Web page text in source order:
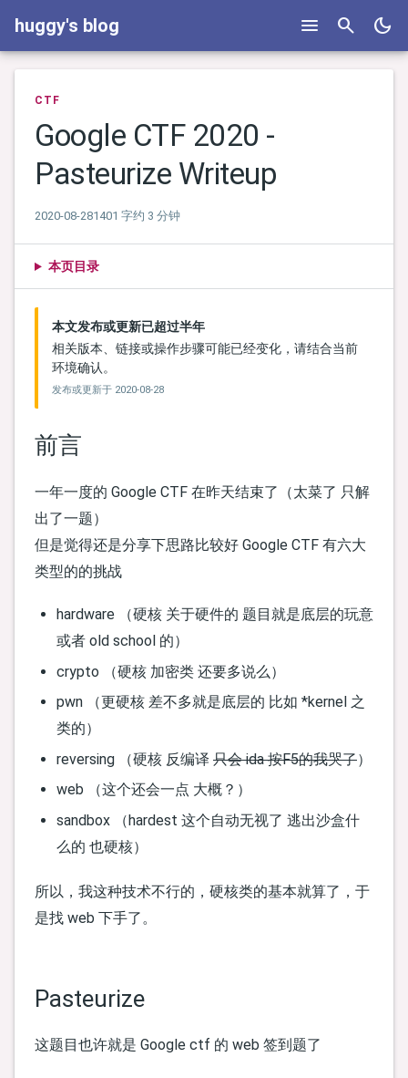
huggy's blog menu search dark_mode
CTF
Google CTF 2020 -
Pasteurize Writeup
2020-08-281401 字约 3 分钟
本页目录
本文发布或更新已超过半年
相关版本、链接或操作步骤可能已经变化，请结合当前
环境确认。
发布或更新于 2020-08-28
前言
一年一度的 Google CTF 在昨天结束了（太菜了 只解
出了一题）
但是觉得还是分享下思路比较好 Google CTF 有六大
类型的的挑战
hardware （硬核 关于硬件的 题目就是底层的玩意
或者 old school 的）
crypto （硬核 加密类 还要多说么）
pwn （更硬核 差不多就是底层的 比如 *kernel 之
类的）
reversing （硬核 反编译 只会 ida 按F5的我哭了）
web （这个还会一点 大概？）
sandbox （hardest 这个自动无视了 逃出沙盒什
么的 也硬核）
所以，我这种技术不行的，硬核类的基本就算了，于
是找 web 下手了。
Pasteurize
这题目也许就是 Google ctf 的 web 签到题了